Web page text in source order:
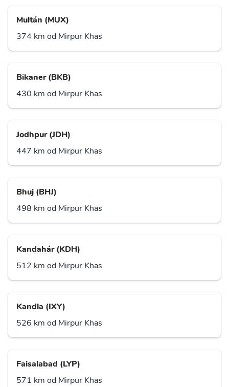
Multán (MUX)
374 km od Mirpur Khas
Bikaner (BKB)
430 km od Mirpur Khas
Jodhpur (JDH)
447 km od Mirpur Khas
Bhuj (BHJ)
498 km od Mirpur Khas
Kandahár (KDH)
512 km od Mirpur Khas
Kandla (IXY)
526 km od Mirpur Khas
Faisalabad (LYP)
571 km od Mirpur Khas